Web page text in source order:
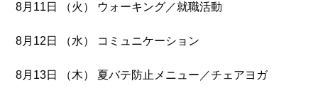
8月11日 （火） ウォーキング／就職活動
8月12日 （水） コミュニケーション
8月13日 （木） 夏バテ防止メニュー／チェアヨガ